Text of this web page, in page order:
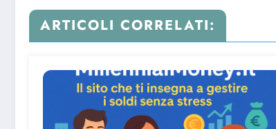
ARTICOLI CORRELATI: